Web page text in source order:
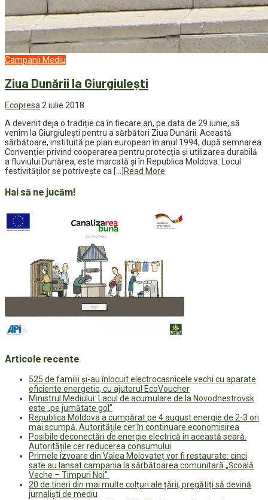
Campanii Mediu
Ziua Dunării la Giurgiulești
Ecopresa 2 iulie 2018
A devenit deja o tradiție ca în fiecare an, pe data de 29 iunie, să
venim la Giurgiulești pentru a sărbători Ziua Dunării. Această
sărbătoare, instituită pe plan european în anul 1994, după semnarea
Convenției privind cooperarea pentru protecția și utilizarea durabilă
a fluviului Dunărea, este marcată și în Republica Moldova. Locul
festivităților se potrivește ca […]
Read More
Hai să ne jucăm!
Articole recente
525 de familii și-au înlocuit electrocasnicele vechi cu aparate
eficiente energetic, cu ajutorul EcoVoucher
Ministrul Mediului: Lacul de acumulare de la Novodnestrovsk
este „pe jumătate gol”
Republica Moldova a cumpărat pe 4 august energie de 2-3 ori
mai scumpă. Autoritățile cer în continuare economisirea
Posibile deconectări de energie electrică în această seară.
Autoritățile cer reducerea consumului
Primele izvoare din Valea Molovateț vor fi restaurate: cinci
sate au lansat campania la sărbătoarea comunitară „Școală
Veche – Timpuri Noi”
20 de tineri din mai multe colțuri ale țării, pregătiți să devină
jurnaliști de mediu